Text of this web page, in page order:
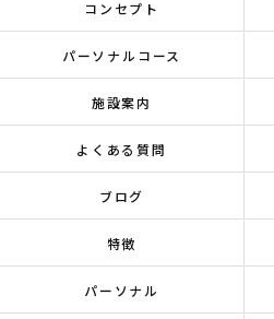
コンセプト
パーソナルコース
施設案内
よくある質問
ブログ
特徴
パーソナル